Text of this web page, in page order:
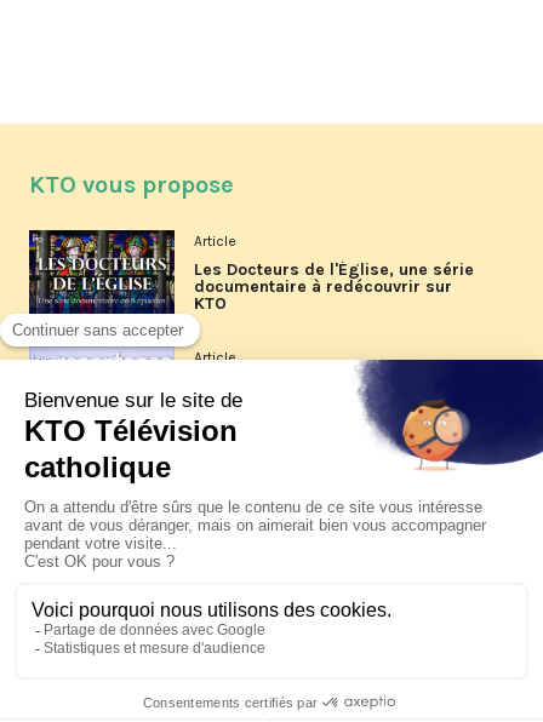
KTO vous propose
Article
Les Docteurs de l'Église, une série
documentaire à redécouvrir sur
KTO
Article
Les reportages d'été 2026 de KTO
La visite pastorale du pape Léon
XIV à Assise à suivre sur KTO le
jeudi 6 août
Le pape en Uruguay, Argentine et
Pérou du 6 au 17 novembre 2026